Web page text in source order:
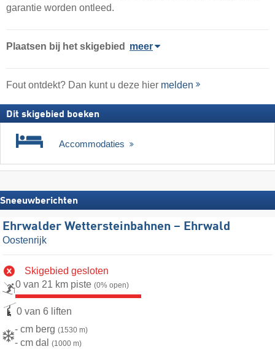
garantie worden ontleed.
Plaatsen bij het skigebied meer
Fout ontdekt? Dan kunt u deze hier melden
Dit skigebied boeken
Accommodaties
Sneeuwberichten
Ehrwalder Wettersteinbahnen – Ehrwald
Oostenrijk
Skigebied gesloten
0 van 21 km piste (0% open)
0 van 6 liften
- cm berg (1530 m)
- cm dal (1000 m)